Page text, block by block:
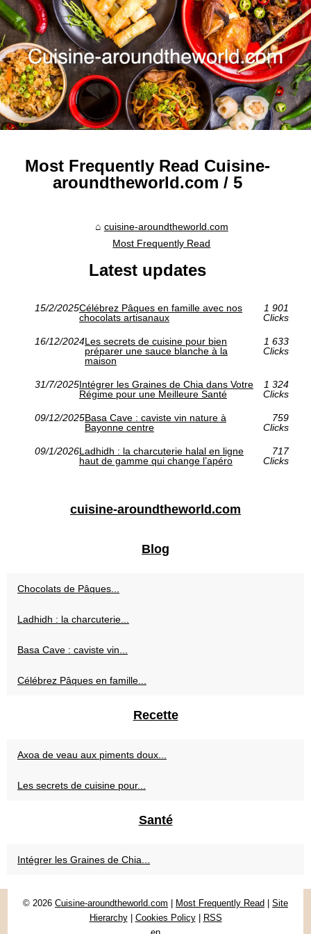
Most Frequently Read Cuisine-
aroundtheworld.com / 5
cuisine-aroundtheworld.com
Most Frequently Read
Latest updates
15/2/2025Célébrez Pâques en famille avec nos
chocolats artisanaux
1 901
Clicks
16/12/2024Les secrets de cuisine pour bien
préparer une sauce blanche à la
maison
1 633
Clicks
31/7/2025Intégrer les Graines de Chia dans Votre
Régime pour une Meilleure Santé
1 324
Clicks
09/12/2025Basa Cave : caviste vin nature à
Bayonne centre
759
Clicks
09/1/2026Ladhidh : la charcuterie halal en ligne
haut de gamme qui change l’apéro
717
Clicks
cuisine-aroundtheworld.com
Blog
Chocolats de Pâques...
Ladhidh : la charcuterie...
Basa Cave : caviste vin...
Célébrez Pâques en famille...
Recette
Axoa de veau aux piments doux...
Les secrets de cuisine pour...
Santé
Intégrer les Graines de Chia...
© 2026 Cuisine-aroundtheworld.com Most Frequently Read
Site
Hierarchy| Cookies Policy|
RSS